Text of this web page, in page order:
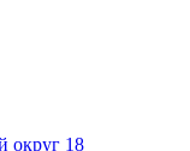
округ 18